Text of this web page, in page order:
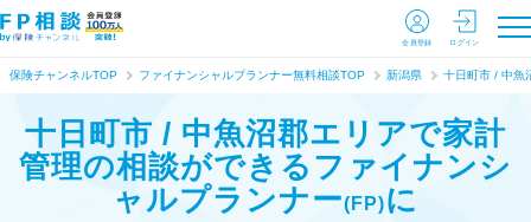
会員登録 ログイン
保険チャンネルTOP ファイナンシャルプランナー無料相談TOP 新潟県 十日町市 / 中魚
十日町市 / 中魚沼郡エリアで家計
管理の相談ができる ファイナンシ
ャルプランナー(FP)に